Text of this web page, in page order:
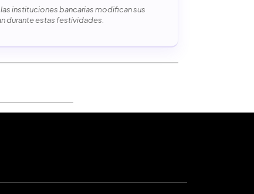
instituciones bancarias modifican sus
durante estas festividades.